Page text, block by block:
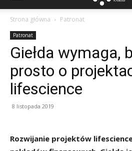
Strona główna Patronat
Patronat
Giełda wymaga,
prosto o
lifescience
8 listopada 2019
Rozwijanie projektów